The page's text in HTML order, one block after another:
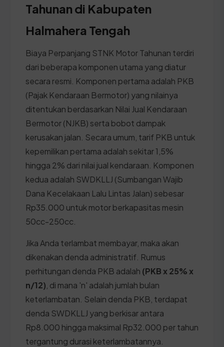
Tahunan di Kabupaten
Halmahera Tengah
Biaya Perpanjang STNK Motor Tahunan terdiri
dari beberapa komponen utama yang diatur
secara resmi. Komponen pertama adalah PKB
(Pajak Kendaraan Bermotor) yang nilainya
ditentukan berdasarkan Nilai Jual Kendaraan
Bermotor (NJKB) serta bobot dampak
kerusakan jalan. Secara umum, tarif PKB untuk
kepemilikan pertama adalah sekitar 1,5%
hingga 2% dari nilai jual kendaraan. Komponen
kedua adalah SWDKLLJ (Sumbangan Wajib
Dana Kecelakaan Lalu Lintas Jalan) sebesar
Rp35.000 untuk motor berkapasitas mesin
50cc-250cc.
Jika Anda terlambat membayar, maka akan
dikenakan denda administratif. Rumus
perhitungan denda PKB adalah (PKB x 25% x
n/12) , di mana 'n' adalah jumlah bulan
keterlambatan. Selain denda PKB, terdapat
denda SWDKLLJ yang berkisar antara
Rp8.000 hingga maksimal Rp32.000 per tahun
tergantung durasi keterlambatannya.